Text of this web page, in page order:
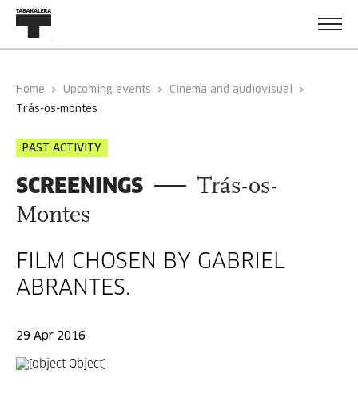
Home Upcoming events
Cinema and audiovisual
trás-os-montes
PAST ACTIVITY
SCREENINGS
Trás-os-
Montes
FILM CHOSEN BY GABRIEL
ABRANTES.
29 Apr 2016